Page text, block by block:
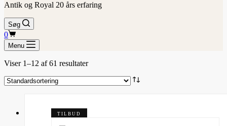
Antik og Royal 20 års erfaring
Søg
Indkøbskurv
0
Menu
Viser 1–12 af 61 resultater
TILBUD